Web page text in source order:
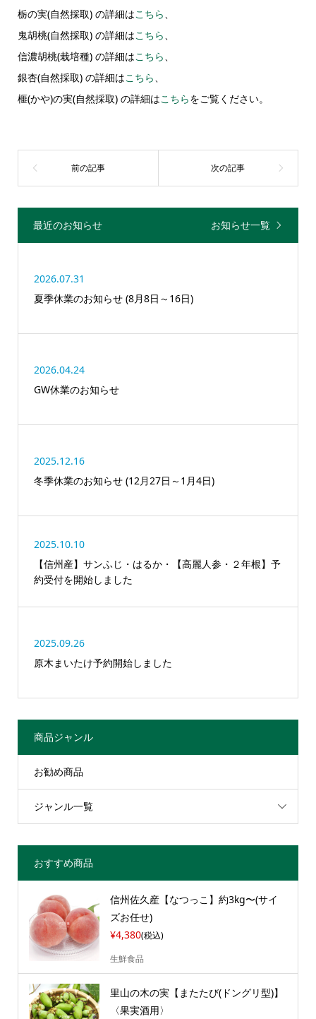
栃の実(自然採取) の詳細はこちら、
鬼胡桃(自然採取) の詳細はこちら、
信濃胡桃(栽培種) の詳細はこちら、
銀杏(自然採取) の詳細はこちら、
榧(かや)の実(自然採取) の詳細はこちらをご覧ください。
最近のお知らせ お知らせ一覧
2026.07.31
夏季休業のお知らせ (8月8日～16日)
2026.04.24
GW休業のお知らせ
2025.12.16
冬季休業のお知らせ (12月27日～1月4日)
2025.10.10
【信州産】サンふじ・はるか・【高麗人参・２年根】予
約受付を開始しました
2025.09.26
原木まいたけ予約開始しました
商品ジャンル
お勧め商品
ジャンル一覧
おすすめ商品
信州佐久産【なつっこ】約3kg〜(サイ
ズお任せ)
¥4,380(税込)
生鮮食品
里山の木の実【またたび(ドングリ型)】
〈果実酒用〉